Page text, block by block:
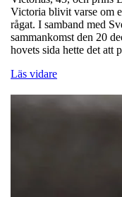
Victoria blivit varse om
rågat. I samband med
sammankomst den 20
hovets sida hette det att
Läs vidare